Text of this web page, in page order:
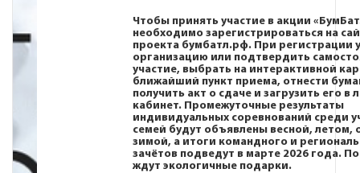
Чтобы принять участие в акции
необходимо зарегистрироваться на
проекта бумбатл.рф. При регистрации
организацию или подтвердить
участие, выбрать на интерактивной
ближайший пункт приема, отнести
получить акт о сдаче и загрузить его в
кабинет. Промежуточные результаты
индивидуальных соревнований среди
семей будут объявлены весной, летом,
зимой, а итоги командного и
зачётов подведут в марте 2026 года.
ждут экологичные подарки.